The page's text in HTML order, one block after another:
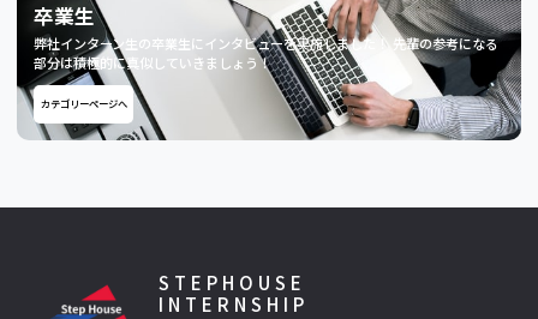
卒業生
弊社インターン生の卒業生にインタビューを実施しました！ 先輩の参考になる
部分は積極的に真似していきましょう！
カテゴリーページへ
STEPHOUSE
INTERNSHIP